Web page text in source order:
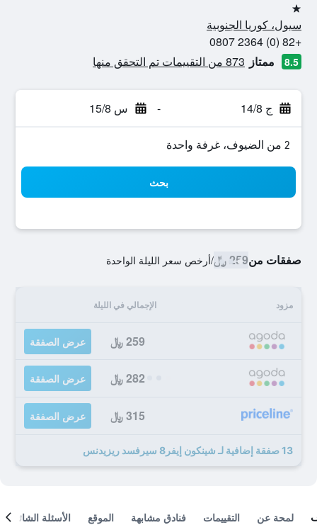
نجمة واحدة
سيول، كوريا الجنوبية
+82 (0) 2364 0807
8.5 ممتاز 873 من التقييمات تم التحقق منها
ج 14/8 - س 15/8
2 من الضيوف، غرفة واحدة
بحث
صفقات من259 ﷼ /أرخص سعر الليلة الواحدة
مزود الإجمالي في الليلة
259 ﷼ عرض الصفقة
282 ﷼ عرض الصفقة
315 ﷼ عرض الصفقة
13 صفقة إضافية لـ شينكون إيفر8 سيرفسد ريزيدنس
لمحة عن التقييمات فنادق مشابهة الموقع الأسئلة الشائعة